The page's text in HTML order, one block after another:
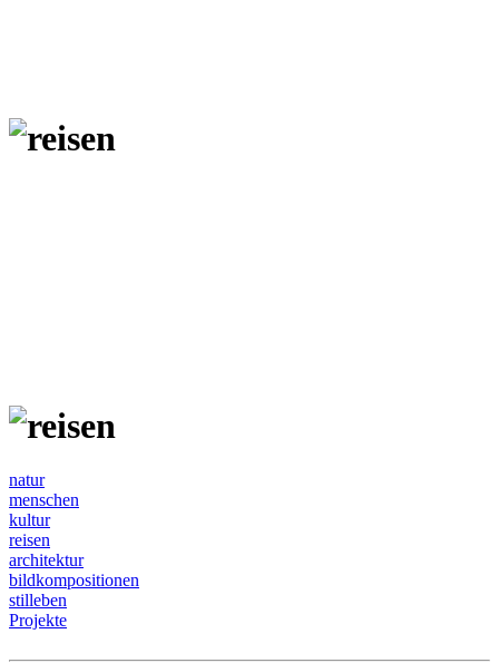
natur
menschen
kultur
reisen
architektur
bildkompositionen
stilleben
Projekte